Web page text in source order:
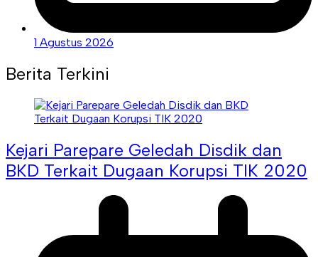
1 Agustus 2026
Berita Terkini
Kejari Parepare Geledah Disdik dan
BKD Terkait Dugaan Korupsi TIK 2020